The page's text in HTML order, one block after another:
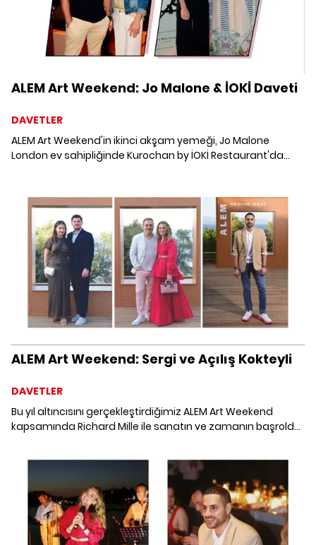
ALEM Art Weekend: Jo Malone & İOKİ Daveti
DAVETLER
ALEM Art Weekend'in ikinci akşam yemeği, Jo Malone
London ev sahipliğinde Kurochan by İOKİ Restaurant'da
ALEM Art Weekend: Sergi ve Açılış Kokteyli
DAVETLER
Bu yıl altıncısını gerçekleştirdiğimiz ALEM Art Weekend
kapsamında Richard Mille ile sanatın ve zamanın başrolde
sanatseverlerin yoğun ilgisiyle gerçekleşen sanat dolu
buluşmaya davetlisiniz.